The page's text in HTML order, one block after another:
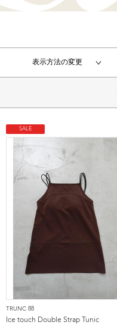
表示方法の変更
SALE
TRUNC 88
Ice touch Double Strap Tunic